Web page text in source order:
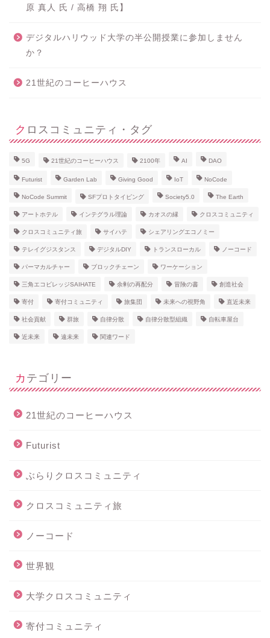
原 真人 氏 / 高橋 翔 氏】
デジタルハリウッド大学の半公開授業に参加しません
か？
21世紀のコーヒーハウス
クロスコミュニティ・タグ
5G 21世紀のコーヒーハウス 2100年 AI DAO
Futurist Garden Lab Giving Good IoT NoCode
NoCode Summit SFプロトタイピング Society5.0 The Earth
アートホテル インテグラル理論 カオスの縁 クロスコミュニティ
クロスコミュニティ旅 サイハテ シェアリングエコノミー
テレイグジスタンス デジタルDIY トランスローカル ノーコード
パーマカルチャー ブロックチェーン ワーケーション
三角エコビレッジSAIHATE 余剰の再配分 冒険の書 創造社会
寄付 寄付コミュニティ 旅集団 未来への視野角 直近未来
社会貢献 群旅 自律分散 自律分散型組織 自転車屋台
近未来 遠未来 関連ワード
カテゴリー
21世紀のコーヒーハウス
Futurist
ぶらりクロスコミュニティ
クロスコミュニティ旅
ノーコード
世界観
大学クロスコミュニティ
寄付コミュニティ